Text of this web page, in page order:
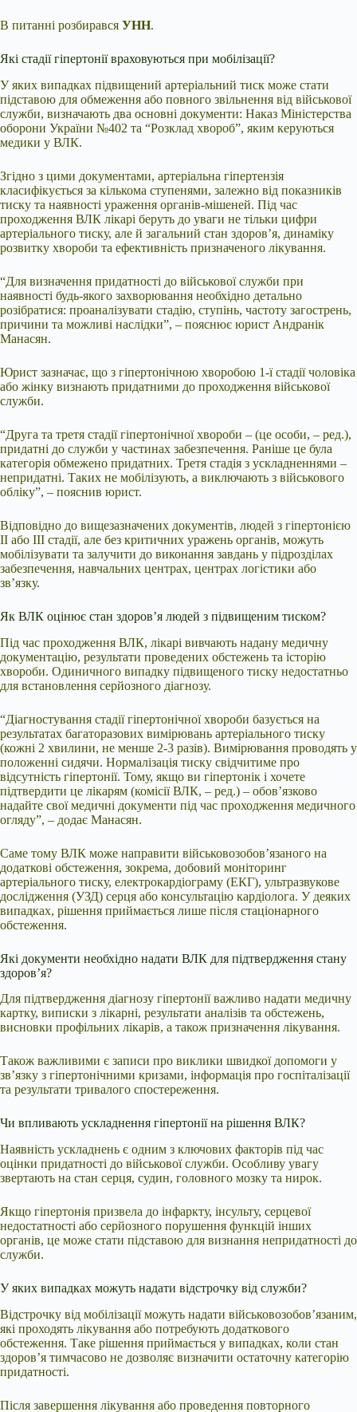
В питанні розбирався УНН.
Які стадії гіпертонії враховуються при мобілізації?
У яких випадках підвищений артеріальний тиск може стати
підставою для обмеження або повного звільнення від військової
служби, визначають два основні документи: Наказ Міністерства
оборони України №402 та “Розклад хвороб”, яким керуються
медики у ВЛК.
Згідно з цими документами, артеріальна гіпертензія
класифікується за кількома ступенями, залежно від показників
тиску та наявності ураження органів-мішеней. Під час
проходження ВЛК лікарі беруть до уваги не тільки цифри
артеріального тиску, але й загальний стан здоров’я, динаміку
розвитку хвороби та ефективність призначеного лікування.
“Для визначення придатності до військової служби при
наявності будь-якого захворювання необхідно детально
розібратися: проаналізувати стадію, ступінь, частоту загострень,
причини та можливі наслідки”, – пояснює юрист Андранік
Манасян.
Юрист зазначає, що з гіпертонічною хворобою 1-ї стадії чоловіка
або жінку визнають придатними до проходження військової
служби.
“Друга та третя стадії гіпертонічної хвороби – (це особи, – ред.),
придатні до служби у частинах забезпечення. Раніше це була
категорія обмежено придатних. Третя стадія з ускладненнями –
непридатні. Таких не мобілізують, а виключають з військового
обліку”, – пояснив юрист.
Відповідно до вищезазначених документів, людей з гіпертонією
II або III стадії, але без критичних уражень органів, можуть
мобілізувати та залучити до виконання завдань у підрозділах
забезпечення, навчальних центрах, центрах логістики або
зв’язку.
Як ВЛК оцінює стан здоров’я людей з підвищеним тиском?
Під час проходження ВЛК, лікарі вивчають надану медичну
документацію, результати проведених обстежень та історію
хвороби. Одиничного випадку підвищеного тиску недостатньо
для встановлення серйозного діагнозу.
“Діагностування стадії гіпертонічної хвороби базується на
результатах багаторазових вимірювань артеріального тиску
(кожні 2 хвилини, не менше 2-3 разів). Вимірювання проводять у
положенні сидячи. Нормалізація тиску свідчитиме про
відсутність гіпертонії. Тому, якщо ви гіпертонік і хочете
підтвердити це лікарям (комісії ВЛК, – ред.) – обов’язково
надайте свої медичні документи під час проходження медичного
огляду”, – додає Манасян.
Саме тому ВЛК може направити військовозобов’язаного на
додаткові обстеження, зокрема, добовий моніторинг
артеріального тиску, електрокардіограму (ЕКГ), ультразвукове
дослідження (УЗД) серця або консультацію кардіолога. У деяких
випадках, рішення приймається лише після стаціонарного
обстеження.
Які документи необхідно надати ВЛК для підтвердження стану
здоров’я?
Для підтвердження діагнозу гіпертонії важливо надати медичну
картку, виписки з лікарні, результати аналізів та обстежень,
висновки профільних лікарів, а також призначення лікування.
Також важливими є записи про виклики швидкої допомоги у
зв’язку з гіпертонічними кризами, інформація про госпіталізації
та результати тривалого спостереження.
Чи впливають ускладнення гіпертонії на рішення ВЛК?
Наявність ускладнень є одним з ключових факторів під час
оцінки придатності до військової служби. Особливу увагу
звертають на стан серця, судин, головного мозку та нирок.
Якщо гіпертонія призвела до інфаркту, інсульту, серцевої
недостатності або серйозного порушення функцій інших
органів, це може стати підставою для визнання непридатності до
служби.
У яких випадках можуть надати відстрочку від служби?
Відстрочку від мобілізації можуть надати військовозобов’язаним,
які проходять лікування або потребують додаткового
обстеження. Таке рішення приймається у випадках, коли стан
здоров’я тимчасово не дозволяє визначити остаточну категорію
придатності.
Після завершення лікування або проведення повторного